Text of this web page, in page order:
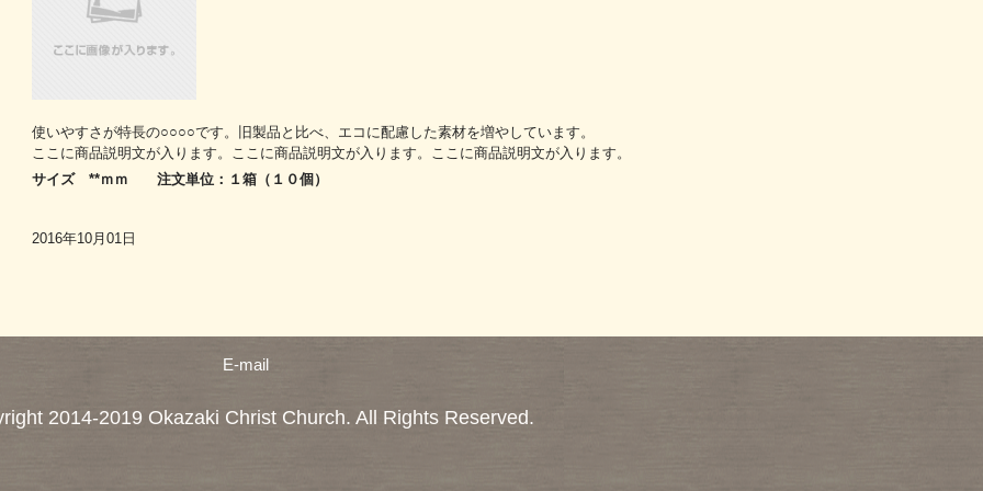
使いやすさが特長の○○○○です。旧製品と比べ、エコに配慮した素材を増やしています。
ここに商品説明文が入ります。ここに商品説明文が入ります。ここに商品説明文が入ります。
サイズ **ｍｍ 注文単位：１箱（１０個）
2016年10月01日
E-mail
2014-2019 Okazaki Christ Church. All Rights Reserved.